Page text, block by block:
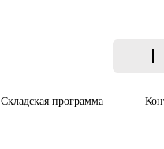
Складская программа